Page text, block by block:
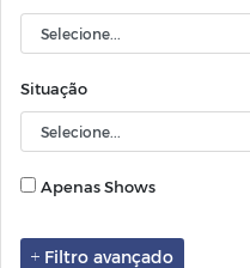
Situação
Apenas Shows
Filtro avançado